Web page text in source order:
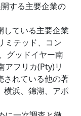
する主要企業の
している主要企業
ミテッド、コン
グッドイヤー南
アフリカ(Pty)リ
されている他の著
横浜、錦湖、アポ